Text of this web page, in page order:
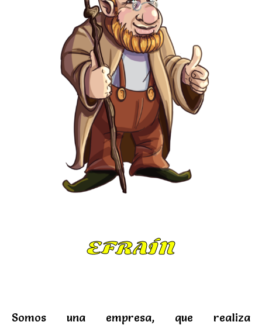
EFRAÍN
Somos una empresa, que realiza